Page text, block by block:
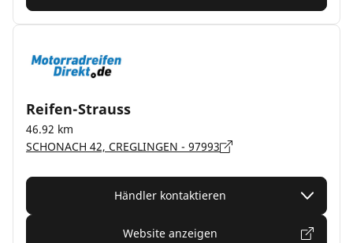
Reifen-Strauss
46.92 km
SCHONACH 42, CREGLINGEN - 97993
Händler kontaktieren
Website anzeigen